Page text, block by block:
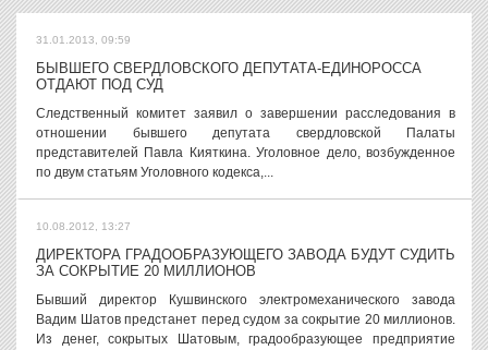
31.01.2013, 09:59
БЫВШЕГО СВЕРДЛОВСКОГО ДЕПУТАТА-ЕДИНОРОССА
ОТДАЮТ ПОД СУД
Следственный комитет заявил о завершении расследования в
отношении бывшего депутата свердловской Палаты
представителей Павла Кияткина. Уголовное дело, возбужденное
по двум статьям Уголовного кодекса,...
10.08.2012, 13:27
ДИРЕКТОРА ГРАДООБРАЗУЮЩЕГО ЗАВОДА БУДУТ СУДИТЬ
ЗА СОКРЫТИЕ 20 МИЛЛИОНОВ
Бывший директор Кушвинского электромеханического завода
Вадим Шатов предстанет перед судом за сокрытие 20 миллионов.
Из денег, сокрытых Шатовым, градообразующее предприятие